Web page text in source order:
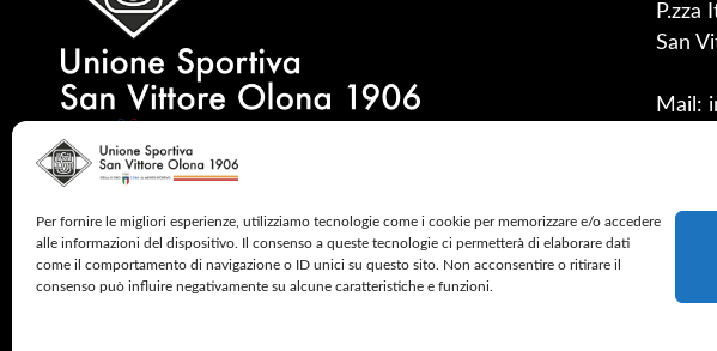
Per fornire le migliori esperienze, utilizziamo tecnologie come i cookie per memorizzare e/o accedere
alle informazioni del dispositivo. Il consenso a queste tecnologie ci permetterà di elaborare dati
come il comportamento di navigazione o ID unici su questo sito. Non acconsentire o ritirare il
consenso può influire negativamente su alcune caratteristiche e funzioni.
P.zza
San
Mail:
2024 © CINQUE MULINI – ALL RIGHTS RESERVED –